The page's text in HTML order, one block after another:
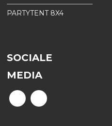
PARTYTENT 8X4
SOCIALE
MEDIA